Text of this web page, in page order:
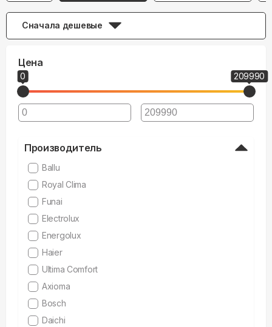
Сначала дешевые
Цена
0 209990
Производитель
Ballu
Royal Clima
Funai
Electrolux
Energolux
Haier
Ultima Comfort
Axioma
Bosch
Daichi